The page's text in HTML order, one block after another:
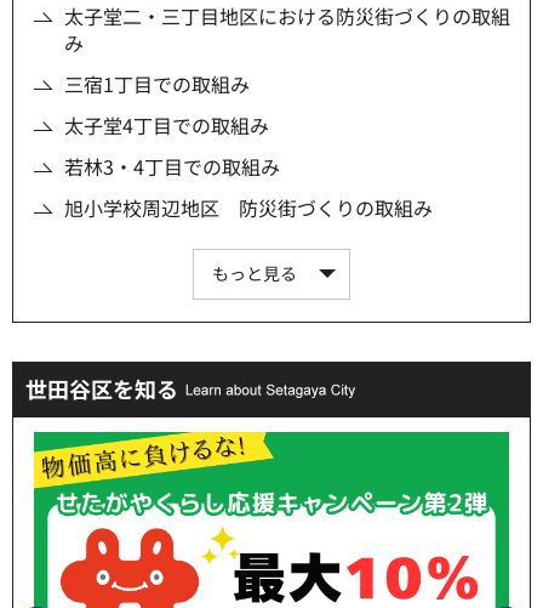
太子堂二・三丁目地区における防災街づくりの取組
み
三宿1丁目での取組み
太子堂4丁目での取組み
若林3・4丁目での取組み
旭小学校周辺地区 防災街づくりの取組み
もっと見る
世田谷区を知る